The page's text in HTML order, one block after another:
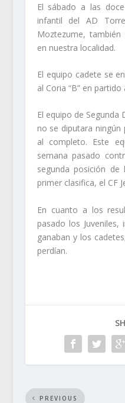
El sábado a las
infantil del AD
Moztezume,
en nuestra localidad.
El equipo cadete se
al Coria “B” en
El equipo de Segunda
no se diputara ningún
al completo. Este
semana pasado
segunda posición
primer clasifica, el CF
En cuanto a los
pasado los
ganaban y los
perdían.
PREVIOUS